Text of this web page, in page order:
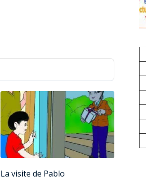
La visite de Pablo